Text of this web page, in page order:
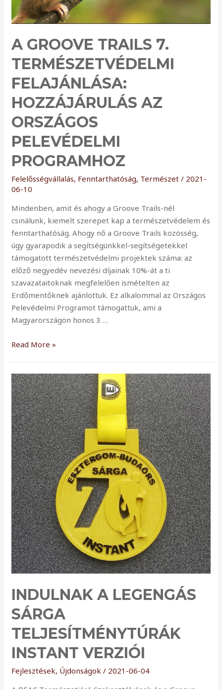
A GROOVE TRAILS 7.
TERMÉSZETVÉDELMI
FELAJÁNLÁSA:
HOZZÁJÁRULÁS AZ
ORSZÁGOS
PELEVÉDELMI
PROGRAMHOZ
Felelősségvállalás, Fenntarthatóság, Természet / 2021-
06-10
Mindenben, amit és ahogy a Groove Trails-nél
csinálunk, kiemelt szerepet kap a természetvédelem és
fenntarthatóság. Ahogy nő a Groove Trails kozösség,
úgy gyarapodik a segítségünkkel-segítségetekkel
támogatott természetvédelmi projektek száma: az
előző negyedév nevezési díjainak 10%-át a ti
szavazataitoknak megfelelően ismételten az
Erdőmentőknek ajánlottuk. Ez alkalommal az Országos
Pelevédelmi Programot támogattuk, ami a
Magyarországon honos 3 …
A
7.
természetvédelmi
felajánlása:
hozzájárulás
az
Országos
Pelevédelmi
Programhoz
Read More »
INDULNAK A LEGENGÁS
SÁRGA
TELJESÍTMÉNYTÚRÁK
INSTANT VERZIÓI
Fejlesztések, Újdonságok / 2021-06-04